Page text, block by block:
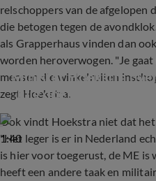
relschoppers van de afgelopen
die betogen tegen de
als Grapperhaus vinden dan
worden heroverwogen. "Je
mensen die winkelruiten
zegt Hoekstra.
1:40
Minister Hoekstra
'Tuig doet dit'
Ook vindt Hoekstra niet dat
"Het leger is er in Nederland
is hier voor toegerust, de ME is
heeft een andere taak en